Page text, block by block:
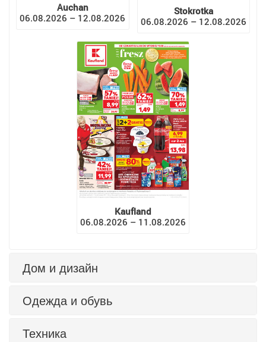
Auchan
06.08.2026 – 12.08.2026
Stokrotka
06.08.2026 – 12.08.2026
Kaufland
06.08.2026 – 11.08.2026
Дом и дизайн
Одежда и обувь
Техника